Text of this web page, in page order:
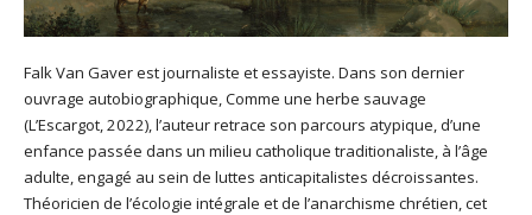
Falk Van Gaver est journaliste et essayiste. Dans son dernier
ouvrage autobiographique, Comme une herbe sauvage
(L’Escargot, 2022), l’auteur retrace son parcours atypique, d’une
enfance passée dans un milieu catholique traditionaliste, à l’âge
adulte, engagé au sein de luttes anticapitalistes décroissantes.
Théoricien de l’écologie intégrale et de l’anarchisme chrétien, cet